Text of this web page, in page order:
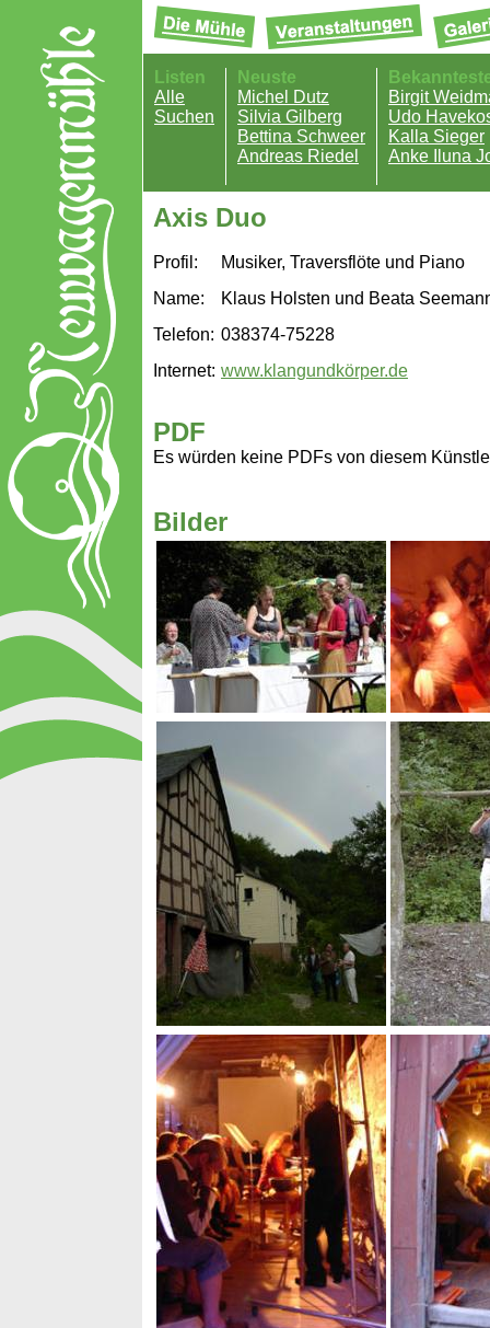
Listen
Alle
Suchen
Neuste
Michel Dutz
Silvia Gilberg
Bettina Schweer
Andreas Riedel
Birgit
Udo
Kalla Sieger
Anke Iluna
Axis Duo
Profil:
Musiker, Traversflöte und Piano
Name:
Klaus Holsten und Beata
Telefon: 038374-75228
Internet: www.klangundkörper.de
PDF
Es würden keine PDFs von diesem
Bilder